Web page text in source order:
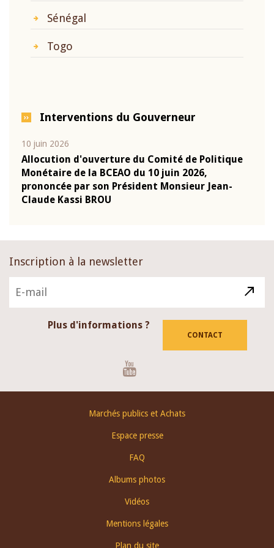
Sénégal
Togo
Interventions du Gouverneur
10 juin 2026
Allocution d'ouverture du Comité de Politique
Monétaire de la BCEAO du 10 juin 2026,
prononcée par son Président Monsieur Jean-
Claude Kassi BROU
Inscription à la newsletter
Plus d'informations ?
CONTACT
Marchés publics et Achats
Espace presse
FAQ
Albums photos
Vidéos
Mentions légales
Plan du site